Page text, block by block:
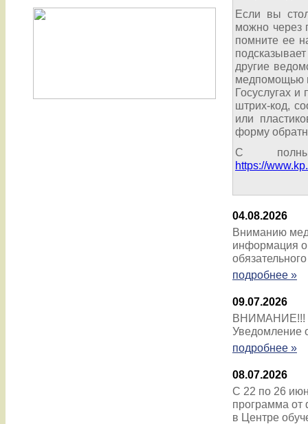
Если вы
можно через
помните ее
другие
медпомощью
Госуслугах
штрих-код,
или
форму
С
https://
04.08.2026
Вниманию
информация
подробнее »
09.07.2026
ВНИМАНИЕ!!!
Уведомление
подробнее »
08.07.2026
C 22 по 26
программа от
в Центре